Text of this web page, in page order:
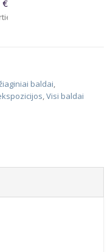
€
– 3%,
baldai,
,Visi baldai